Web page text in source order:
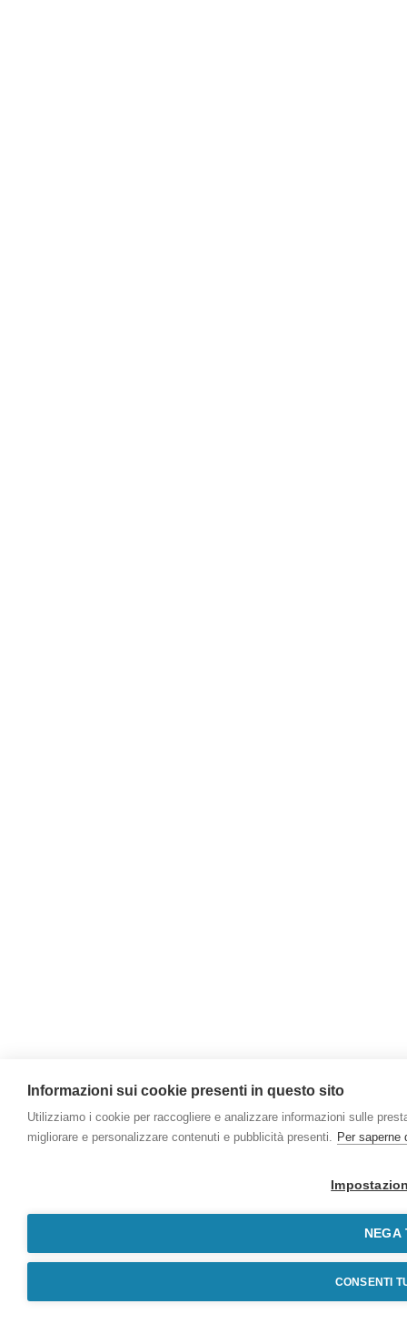
Informazioni sui cookie presenti in questo sito
Utilizziamo i cookie per raccogliere e analizzare informazioni sulle
migliorare e personalizzare contenuti e pubblicità presenti. Per saperne
NEGA
CONSENTI